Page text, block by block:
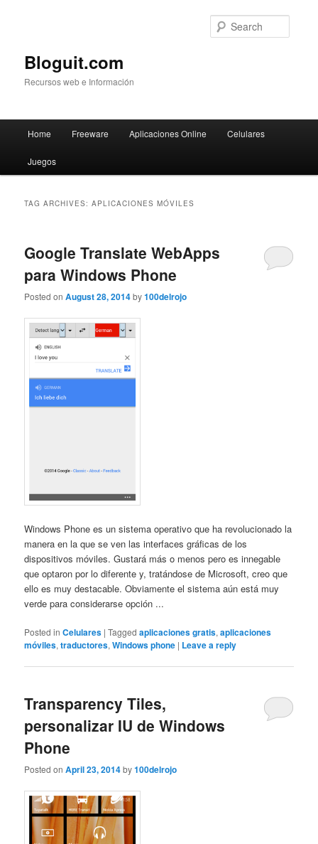
Bloguit.com
Recursos web e Información
Skip
to
Skip
to
Home Freeware Aplicaciones Online Celulares
Juegos
TAG ARCHIVES:APLICACIONES MÓVILES
Google Translate WebApps
para Windows Phone
Posted onAugust 28, 2014by100delrojo
Windows Phone es un sistema operativo que ha revolucionado la
manera en la que se ven las interfaces gráficas de los
dispositivos móviles. Gustará más o menos pero es innegable
que optaron por lo diferente y, tratándose de Microsoft, creo que
ello es muy destacable. Obviamente el sistema aún está muy
verde para considerarse opción ...
Posted in Celulares |Tagged aplicaciones gratis,aplicaciones
móviles,traductores,Windows phone | Leave a reply
Transparency Tiles,
personalizar IU de Windows
Phone
Posted onApril 23, 2014by100delrojo